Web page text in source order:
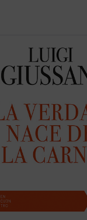
libro recoge las lecciones
por Giussani en los
Espirituales de la
y Liberación
sino el
nuevo que, por su ...